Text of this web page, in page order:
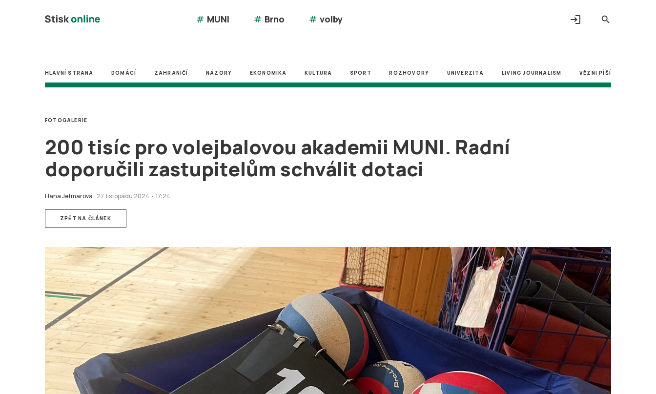
search
# MUNI # Brno # volby login
HLAVNÍ STRANA DOMÁCÍ ZAHRANIČÍ NÁZORY EKONOMIKA KULTURA SPORT ROZHOVORY UNIVERZITA LIVING JOURNALISM VĚZNI PÍŠÍ
200 tisíc pro volejbalovou akademii MUNI. Radní
doporučili zastupitelům schválit dotaci
Hana Jetmarová 27. listopadu 2024 • 17:24
FOTOGALERIE
ZPĚT NA ČLÁNEK